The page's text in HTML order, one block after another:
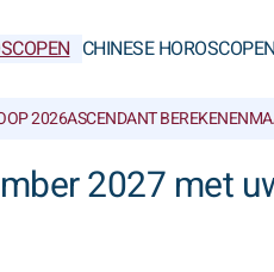
CHINESE HOROSCOPEN
2026ASCENDANT BEREKENEN
2027 met